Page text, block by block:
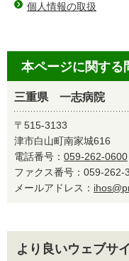
個人情報の取扱
本ページに関する
三重県 一志病院
〒515-3133
津市白山町南家城616
電話番号： 059-262-0600
ファクス番号：059-
メールアドレス：
より良いウェブサ